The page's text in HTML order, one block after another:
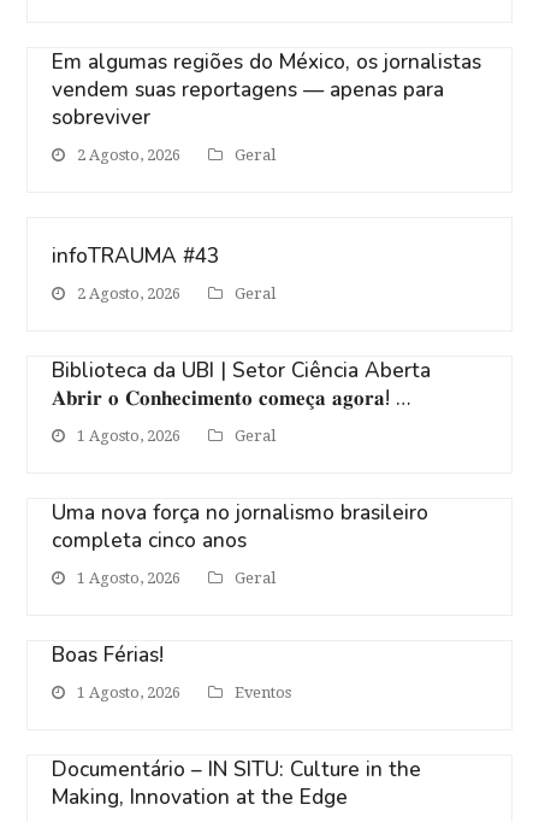
Em algumas regiões do México, os jornalistas
vendem suas reportagens — apenas para
sobreviver
2 Agosto, 2026 Geral
infoTRAUMA #43
2 Agosto, 2026 Geral
Biblioteca da UBI | Setor Ciência Aberta
𝐀𝐛𝐫𝐢𝐫 𝐨 𝐂𝐨𝐧𝐡𝐞𝐜𝐢𝐦𝐞𝐧𝐭𝐨 𝐜𝐨𝐦𝐞𝐜̧𝐚 𝐚𝐠𝐨𝐫𝐚! …
1 Agosto, 2026 Geral
Uma nova força no jornalismo brasileiro
completa cinco anos
1 Agosto, 2026 Geral
Boas Férias!
1 Agosto, 2026 Eventos
Documentário – IN SITU: Culture in the
Making, Innovation at the Edge